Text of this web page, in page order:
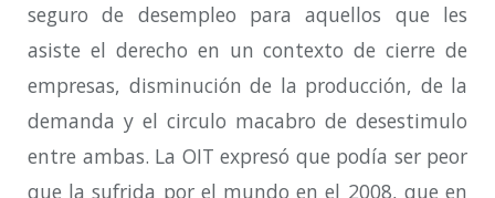
seguro de desempleo para aquellos que les
asiste el derecho en un contexto de cierre de
empresas, disminución de la producción, de la
demanda y el circulo macabro de desestimulo
entre ambas. La OIT expresó que podía ser peor
que la sufrida por el mundo en el 2008, que en